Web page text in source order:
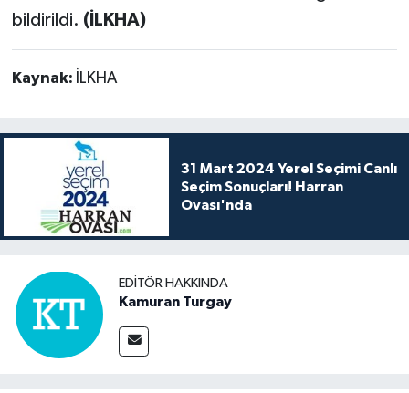
bildirildi. (İLKHA)
Kaynak: İLKHA
31 Mart 2024 Yerel Seçimi Canlı
Seçim Sonuçları! Harran
Ovası'nda
EDITÖR HAKKINDA
Kamuran Turgay